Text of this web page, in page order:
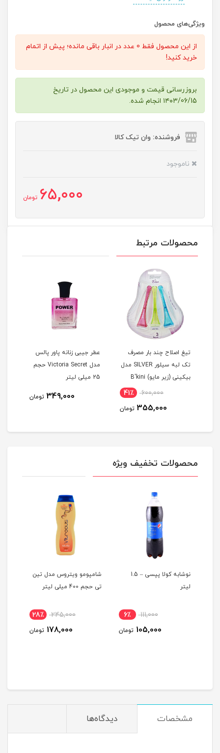
ویژگی‌های محصول
از این محصول فقط 0 عدد در انبار باقی مانده؛ پیش از اتمام
خرید کنید!
بروزرسانی قیمت و موجودی این محصول در تاریخ
۱۴۰۳/06/15 انجام شده.
فروشنده: وان تیک کالا
ناموجود
65,000 تومان
محصولات مرتبط
تیغ اصلاح چند بار مصرف
تک لبه سیلور SILVER مدل
بيکينی (زیر مایو) B'kini
600,000 41٪
355,000 تومان
عطر جیبی زنانه پاور پالس
مدل Victoria Secret حجم
25 میلی لیتر
349,000 تومان
محصولات تخفیف ویژه
نوشابه کولا پپسی – 1.5
لیتر
111,000 6٪
105,000 تومان
شامپومو ویتروس مدل تین
تی حجم 400 میلی لیتر
245,000 28٪
178,000 تومان
مشخصات دیدگاه‌ها